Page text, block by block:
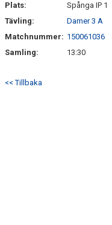
DOKUMENT
TIDIGARE SÄSONGER
Plats:
Spånga IP 1
Tävling:
Damer 3 A
Matchnummer: 150061036
Samling:
13:30
<< Tillbaka